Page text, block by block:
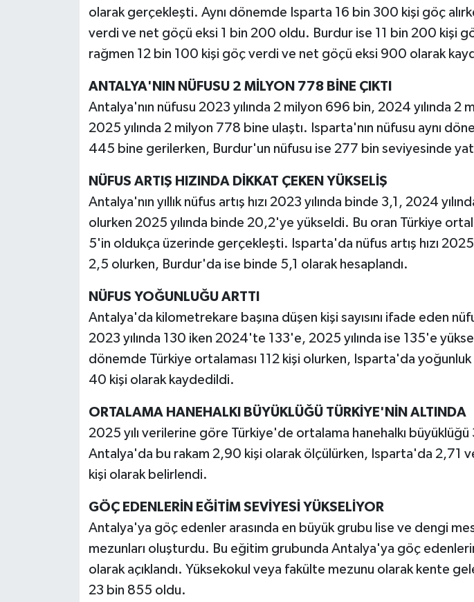
olarak gerçekleşti. Aynı dönemde Isparta 16 bin 300 kişi göç
verdi ve net göçü eksi 1 bin 200 oldu. Burdur ise 11 bin 200 kişi
rağmen 12 bin 100 kişi göç verdi ve net göçü eksi 900 olarak
ANTALYA'NIN NÜFUSU 2 MİLYON 778 BİNE ÇIKTI
Antalya'nın nüfusu 2023 yılında 2 milyon 696 bin, 2024 yılında 2
2025 yılında 2 milyon 778 bine ulaştı. Isparta'nın nüfusu aynı
445 bine gerilerken, Burdur'un nüfusu ise 277 bin seviyesinde
NÜFUS ARTIŞ HIZINDA DİKKAT ÇEKEN YÜKSELİŞ
Antalya'nın yıllık nüfus artış hızı 2023 yılında binde 3,1, 2024
olurken 2025 yılında binde 20,2'ye yükseldi. Bu oran Türkiye
5'in oldukça üzerinde gerçekleşti. Isparta'da nüfus artış hızı 2025
2,5 olurken, Burdur'da ise binde 5,1 olarak hesaplandı.
NÜFUS YOĞUNLUĞU ARTTI
Antalya'da kilometrekare başına düşen kişi sayısını ifade eden
2023 yılında 130 iken 2024'te 133'e, 2025 yılında ise 135'e
dönemde Türkiye ortalaması 112 kişi olurken, Isparta'da
40 kişi olarak kaydedildi.
ORTALAMA HANEHALKI BÜYÜKLÜĞÜ TÜRKİYE'NİN ALTINDA
2025 yılı verilerine göre Türkiye'de ortalama hanehalkı
Antalya'da bu rakam 2,90 kişi olarak ölçülürken, Isparta'da 2,71
kişi olarak belirlendi.
GÖÇ EDENLERİN EĞİTİM SEVİYESİ YÜKSELİYOR
Antalya'ya göç edenler arasında en büyük grubu lise ve dengi
mezunları oluşturdu. Bu eğitim grubunda Antalya'ya göç
olarak açıklandı. Yüksekokul veya fakülte mezunu olarak kente
23 bin 855 oldu.